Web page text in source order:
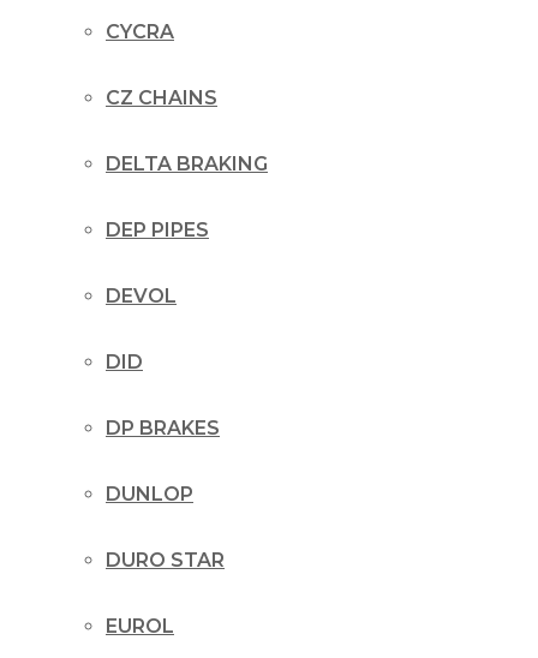
CYCRA
CZ CHAINS
DELTA BRAKING
DEP PIPES
DEVOL
DID
DP BRAKES
DUNLOP
DURO STAR
EUROL